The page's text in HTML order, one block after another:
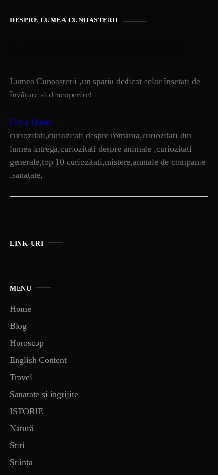
DESPRE LUMEA CUNOASTERII
Lumea Cunoasterii ,un spatiu dedicat celor însetați de
învățare si descoperire!
Get a Quote
curiozitati,curiozitati despre romania,curiozitati din
lumea intrega,curiozitati despre animale ,curiozitati
generale,top 10 curiozitati,mistere,anmale de companie
,sanatate,
LINK-URI
MENU
Home
Blog
Horoscop
English Content
Travel
Sanatate si ingrijire
ISTORIE
Natură
Stiri
Știința